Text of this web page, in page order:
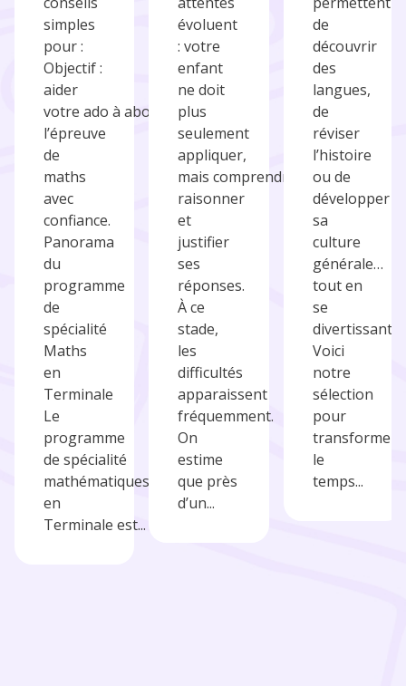
simples
pour :
Objectif :
aider
votre ado à aborder
l’épreuve
de
maths
avec
confiance.
Panorama
du
programme
de
spécialité
Maths
en
Terminale
Le
programme
de spécialité
mathématiques
en
Terminale est...
évoluent
: votre
enfant
ne doit
plus
seulement
appliquer,
mais comprendre,
raisonner
et
justifier
ses
réponses.
À ce
stade,
les
difficultés
apparaissent
fréquemment.
On
estime
que près
d’un...
de
découvrir
des
langues,
de
réviser
l’histoire
ou de
développer
sa
culture
générale…
tout en
se
divertissant.
Voici
notre
sélection
pour
transformer
le
temps...